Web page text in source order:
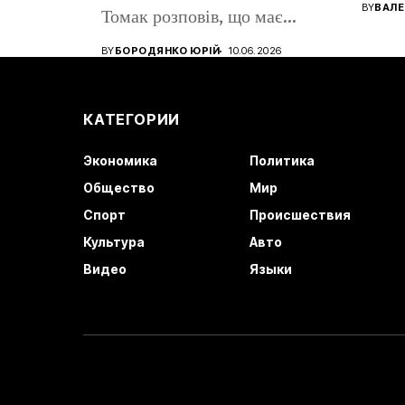
Томак розповів, що має
громадянство Румунії...
BYБОРОДЯНКО ЮРІЙ 10.06.2026
BY
КАТЕГОРИИ
Экономика
Политика
Общество
Мир
Спорт
Происшествия
Культура
Авто
Видео
Языки